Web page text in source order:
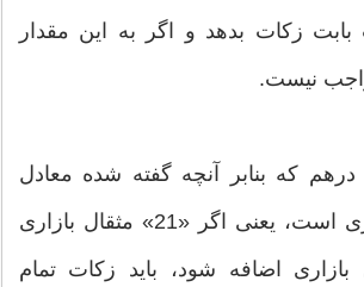
بابت زكات بدهد و اگر به این مقدار
نیست.
که بنابر آنچه گفته شده معادل
«21» مثقال بازاری است، یعنی اگر «21» مثقال بازاری
بازاری اضافه شود، باید زكات تمام